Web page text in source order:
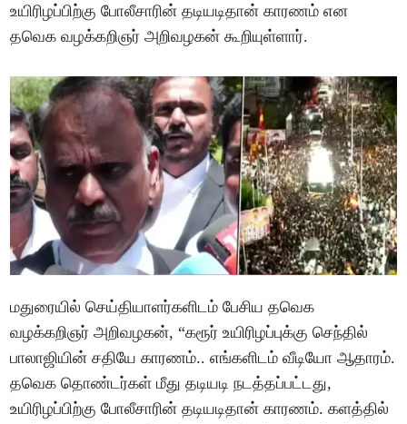
உயிரிழப்பிற்கு போலீசாரின் தடியடிதான் காரணம் என
தவெக வழக்கறிஞர் அறிவழகன் கூறியுள்ளார்.
மதுரையில் செய்தியாளர்களிடம் பேசிய தவெக
வழக்கறிஞர் அறிவழகன், “கரூர் உயிரிழப்புக்கு செந்தில்
பாலாஜியின் சதியே காரணம்.. எங்களிடம் வீடியோ ஆதாரம்.
தவெக தொண்டர்கள் மீது தடியடி நடத்தப்பட்டது,
உயிரிழப்பிற்கு போலீசாரின் தடியடிதான் காரணம். களத்தில்